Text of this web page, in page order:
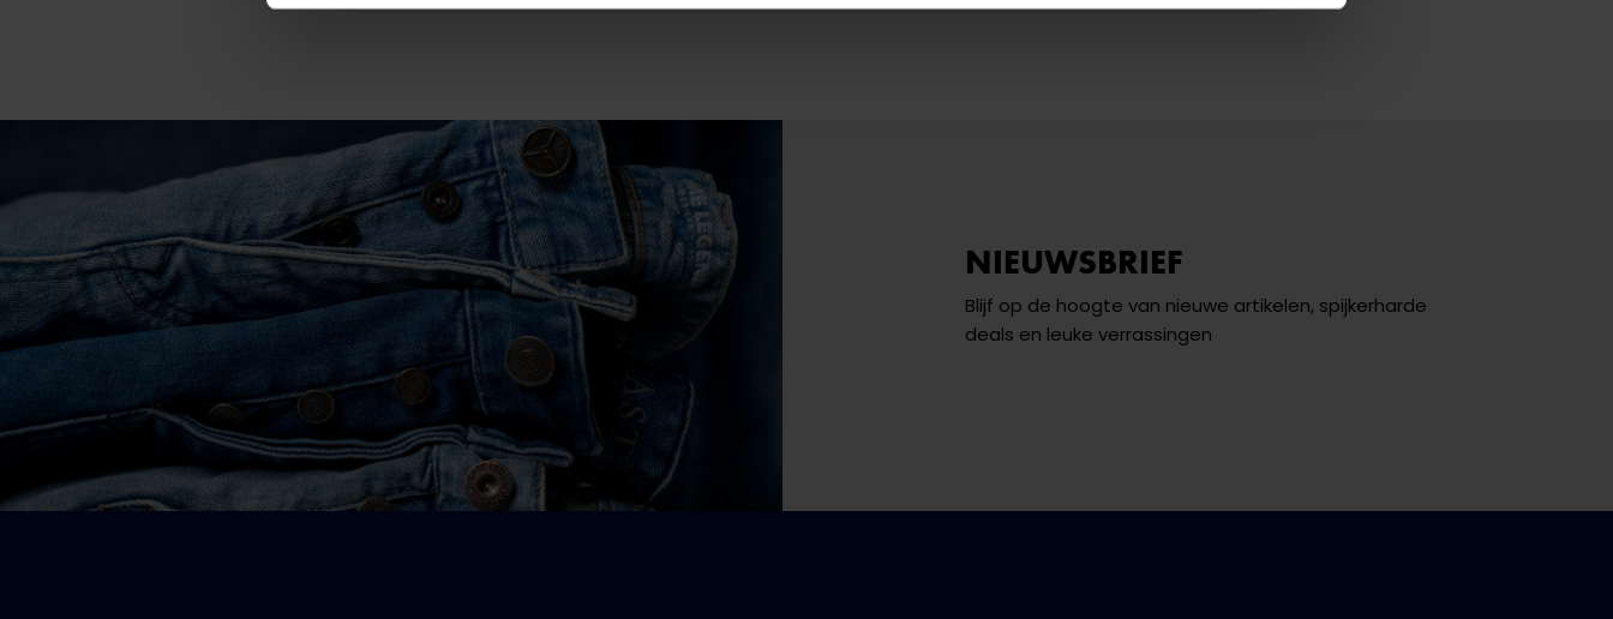
NIEUWSBRIEF
Blijf op de hoogte van nieuwe artikelen, spijkerharde
deals en leuke verrassingen